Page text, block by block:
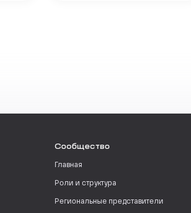
Сообщество
Главная
Роли и структура
Региональные представители